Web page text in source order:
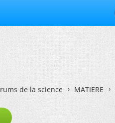
de la science MATIERE